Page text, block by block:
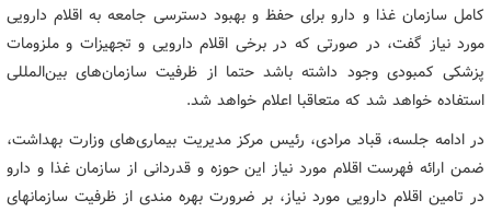
کامل سازمان غذا و دارو برای حفظ و بهبود دسترسی جامعه به اقلام دارویی
مورد نیاز گفت، در صورتی که در برخی اقلام دارویی و تجهیزات و ملزومات
پزشکی کمبودی وجود داشته باشد حتما از ظرفیت سازمان‌های بین‌المللی
استفاده خواهد شد که متعاقبا اعلام خواهد شد.
در ادامه جلسه، قباد مرادی، رئیس مرکز مدیریت بیماری‌های وزارت بهداشت،
ضمن ارائه فهرست اقلام مورد نیاز این حوزه و قدردانی از سازمان غذا و دارو
در تامین اقلام دارویی مورد نیاز، بر ضرورت بهره مندی از ظرفیت سازمانهای